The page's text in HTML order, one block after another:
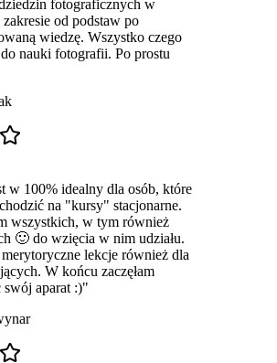
fotograficznych w
od podstaw po
wiedzę. Wszystko czego
nauki fotografii. Po prostu
w 100% idealny dla osób, które
na "kursy" stacjonarne.
wszystkich, w tym również
🙂 do wzięcia w nim udziału.
lekcje również dla
W końcu zaczęłam
swój aparat :)"